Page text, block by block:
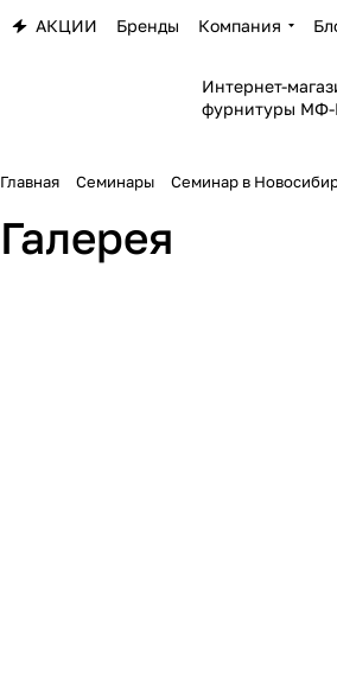
АКЦИИ Бренды Компания
Интернет-
фурнитуры МФ-
Главная Семинары Семинар в
Галерея